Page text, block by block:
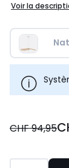
Voir la
75,96
CHF 94,95